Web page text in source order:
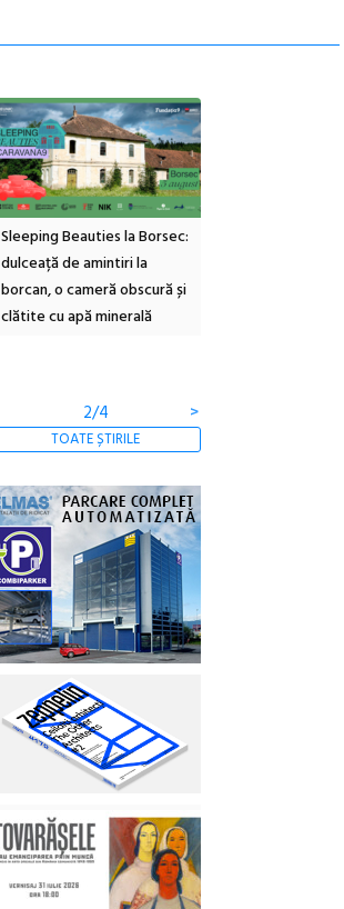
Sleeping Beauties la Borsec:
dulceață de amintiri la
borcan, o cameră obscură și
clătite cu apă minerală
2/4 >
TOATE ȘTIRILE